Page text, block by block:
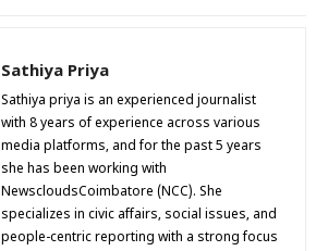
Sathiya Priya
Sathiya priya is an experienced journalist
with 8 years of experience across various
media platforms, and for the past 5 years
she has been working with
NewscloudsCoimbatore (NCC). She
specializes in civic affairs, social issues, and
people-centric reporting with a strong focus